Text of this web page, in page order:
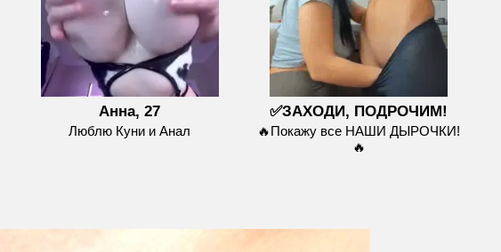
Анна, 27
Люблю Куни и Анал
✅ЗАХОДИ, ПОДРОЧИМ!
🔥Покажу все НАШИ ДЫРОЧКИ!
🔥